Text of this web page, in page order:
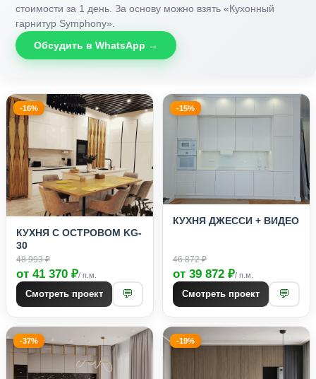
стоимости за 1 день. За основу можно взять «Кухонный
гарнитур Symphony».
Обсудить в WhatsApp →
-16%
КУХНЯ С ОСТРОВОМ KG-
30
48 993 ₽
от 41 370 ₽/ п.м.
Смотреть проект 💬
-15%
КУХНЯ ДЖЕССИ + ВИДЕО
46 872 ₽
от 39 872 ₽/ п.м.
Смотреть проект 💬
-37% -19%